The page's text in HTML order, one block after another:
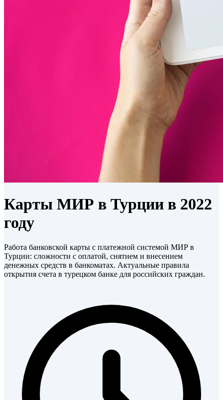
Карты МИР в Турции в 2022
году
Работа банковской карты с платежной системой МИР в
Турции: сложности с оплатой, снятием и внесением
денежных средств в банкоматах. Актуальные правила
открытия счета в турецком банке для российских граждан.